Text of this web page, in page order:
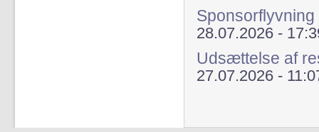
28.07.2026 -
Udsættelse af
27.07.2026 -